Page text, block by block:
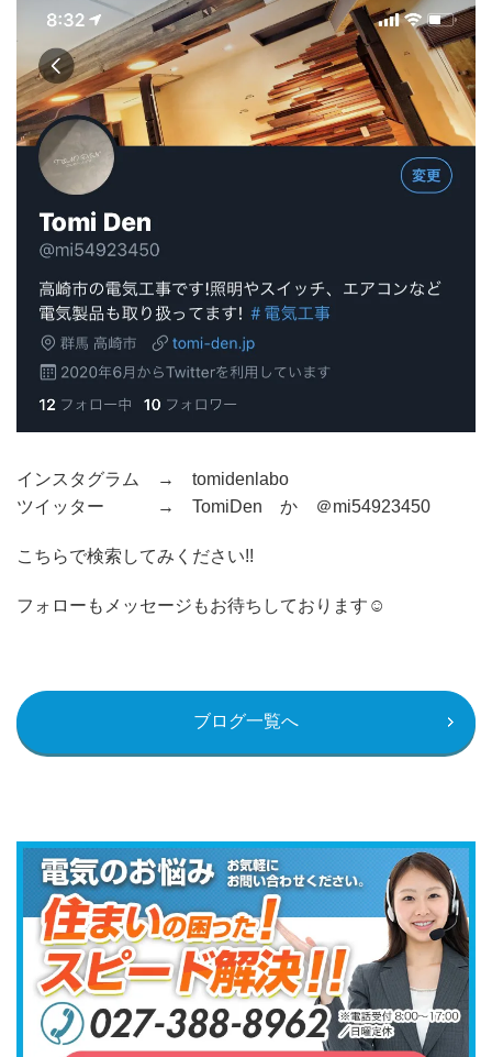
インスタグラム → tomidenlabo
ツイッター → TomiDen か ＠mi54923450
こちらで検索してみください!!
フォローもメッセージもお待ちしております☺
ブログ一覧へ